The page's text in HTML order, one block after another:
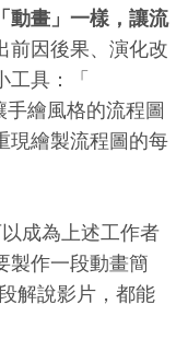
動畫」一樣，讓流
前因後果、演化改
工具：「
手繪風格的流程圖
現繪製流程圖的每
成為上述工作者
製作一段動畫簡
解說影片，都能